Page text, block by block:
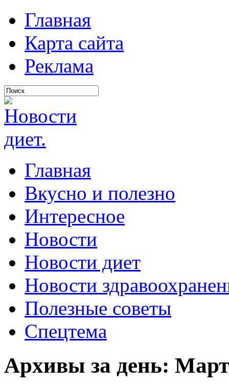
Главная
Карта сайта
Реклама
Главная
Вкусно и полезно
Интересное
Новости
Новости диет
Новости
Полезные советы
Спецтема
Архивы за день: